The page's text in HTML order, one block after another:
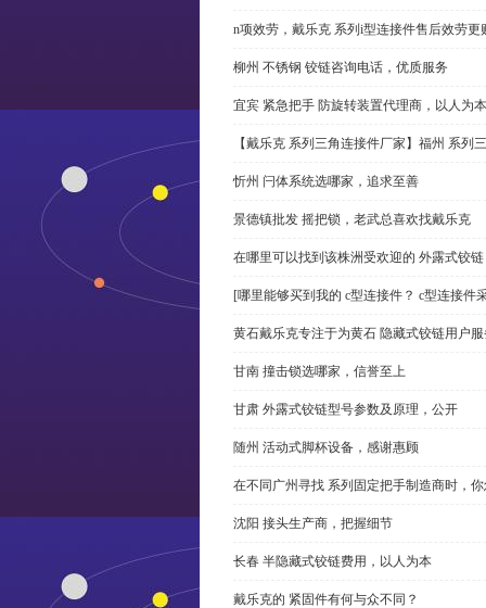
n项效劳，戴乐克 系列i型连接件售后效劳更
柳州 不锈钢 铰链咨询电话，优质服务
宜宾 紧急把手 防旋转装置代理商，以人为本
【戴乐克 系列三角连接件厂家】福州 系列
忻州 闩体系统选哪家，追求至善
景德镇批发 摇把锁，老武总喜欢找戴乐克
在哪里可以找到该株洲受欢迎的 外露式铰
[哪里能够买到我的 c型连接件？ c型连接件
黄石戴乐克专注于为黄石 隐藏式铰链用户
甘南 撞击锁选哪家，信誉至上
甘肃 外露式铰链型号参数及原理，公开
随州 活动式脚杯设备，感谢惠顾
在不同广州寻找 系列固定把手制造商时，
沈阳 接头生产商，把握细节
长春 半隐藏式铰链费用，以人为本
戴乐克的 紧固件有何与众不同？